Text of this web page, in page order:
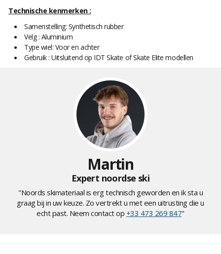
Technische kenmerken :
Samenstelling: Synthetisch rubber
Velg : Aluminium
Type wiel: Voor en achter
Gebruik : Uitsluitend op IDT Skate of Skate Elite modellen
Martin
Expert noordse ski
"Noords skimateriaal is erg technisch geworden en ik sta u
graag bij in uw keuze. Zo vertrekt u met een uitrusting die u
echt past. Neem contact op +33 473 269 847"